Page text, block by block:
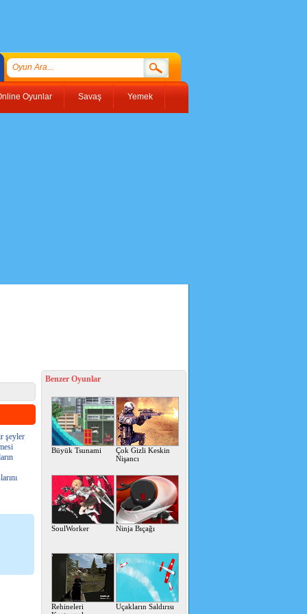
Oyunlar Savaş Yemek
şeyler
Benzer Oyunlar
Büyük Tsunami
Çok Gizli Keskin
Nişancı
SoulWorker Ninja Bıçağı
Rehineleri
Uçakların Saldırısı